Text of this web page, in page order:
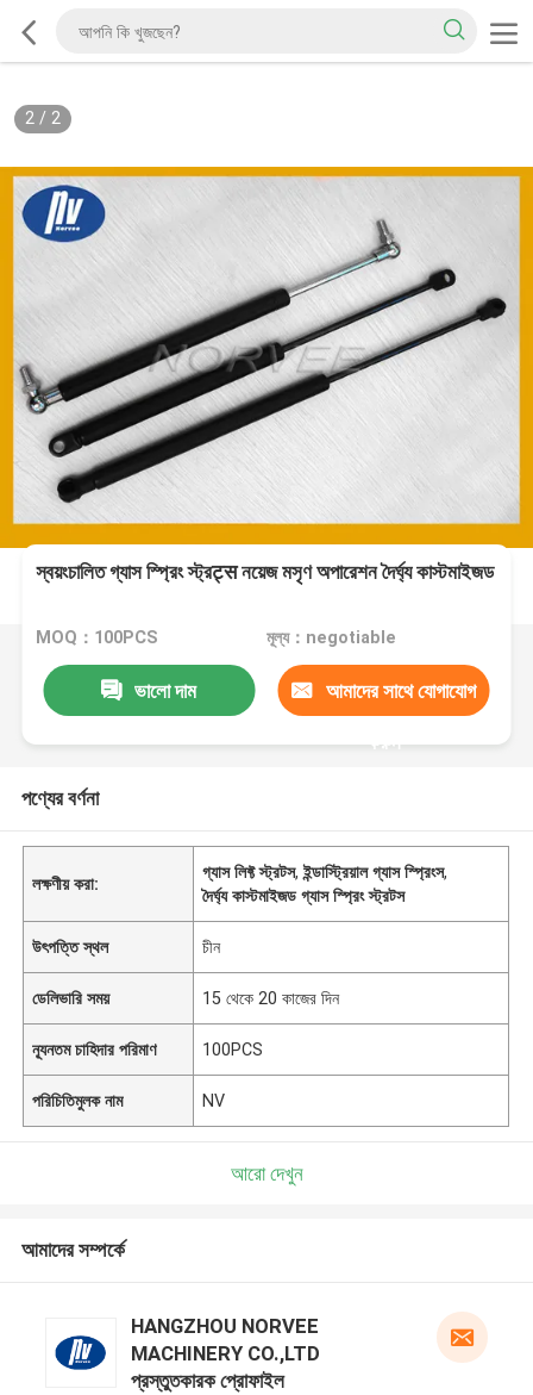
2/ 2
স্বয়ংচালিত গ্যাস স্প্রিং স্ট্রट्स নয়েজ মসৃণ অপারেশন দৈর্ঘ্য কাস্টমাইজড
MOQ：100PCS মূল্য：negotiable
ভালো দাম আমাদের সাথে যোগাযোগ
করুন
পণ্যের বর্ণনা
লক্ষণীয় করা:
গ্যাস লিফ্ট স্ট্রটস,ইন্ডাস্ট্রিয়াল গ্যাস স্প্রিংস,
দৈর্ঘ্য কাস্টমাইজড গ্যাস স্প্রিং স্ট্রটস
উৎপত্তি স্থল চীন
ডেলিভারি সময় 15 থেকে 20 কাজের দিন
ন্যূনতম চাহিদার পরিমাণ 100PCS
পরিচিতিমুলক নাম NV
আরো দেখুন
আমাদের সম্পর্কে
HANGZHOU NORVEE
MACHINERY CO.,LTD
প্রস্তুতকারক প্রোফাইল